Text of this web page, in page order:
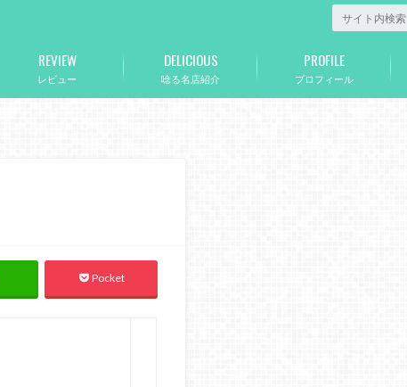
レビュー
REVIEW
唸る名店紹介
DELICIOUS
プロフィール
PROFILE
Pocket